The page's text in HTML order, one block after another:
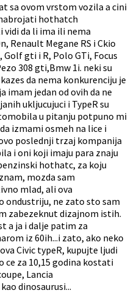
sa ovom vrstom vozila a cini
nabrojati hothatch
da li ima ili nema
Renault Megane RS i Ckio
Golf gti i R, Polo GTi, Focus
308 gti,Bmw 1i. neki su
da nema konkurenciju je
imam jedan od ovih da ne
ukljucujuci i TypeR su
u pitanju potpuno mi
izmami osmeh na lice i
poslednji trzaj kompanija
i oni koji imaju para znaju
hothatc, za koju
mozda sam
mlad, ali ova
ondustriju, ne zato sto sam
zabezeknut dizajnom istih.
a ja i dalje patim za
iz 60ih...i zato, ako neko
Civic typeR, kupujte ljudi
ce za 10,15 godina kostati
Lancia
dinosaurusi...